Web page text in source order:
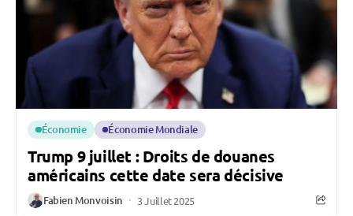
Économie Économie Mondiale
Trump 9 juillet : Droits de douanes
américains cette date sera décisive
Fabien Monvoisin 3 Juillet 2025